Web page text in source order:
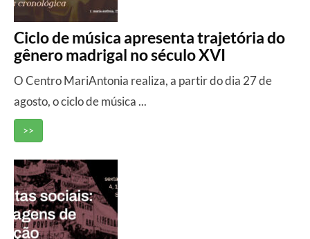
Ciclo de música apresenta trajetória do
gênero madrigal no século XVI
O Centro MariAntonia realiza, a partir do dia 27 de
agosto, o ciclo de música ...
>>